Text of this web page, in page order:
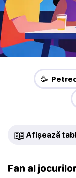
🥳
📖 Afișează
Fan al